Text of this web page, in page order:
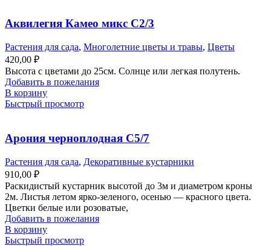
Аквилегия Камео микс С2/3
Растения для сада, Многолетние цветы и травы, Цветы
420,00 ₽
Высота с цветами до 25см. Солнце или легкая полутень.
Добавить в пожелания
В корзину
Быстрый просмотр
Арония черноплодная С5/7
Растения для сада, Декоративные кустарники
910,00 ₽
Раскидистый кустарник высотой до 3м и диаметром кроны
2м. Листья летом ярко-зеленого, осенью — красного цвета.
Цветки белые или розоватые,
Добавить в пожелания
В корзину
Быстрый просмотр